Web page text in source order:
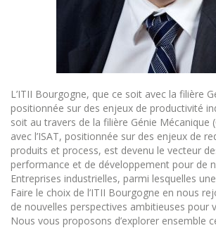
L’ITII Bourgogne, que ce soit avec la filière
positionnée sur des enjeux de productivité
soit au travers de la filière Génie Mécanique
avec l’ISAT, positionnée sur des enjeux de
produits et process, est devenu le vecteur
performance et de développement pour de
Entreprises industrielles, parmi lesquelles
Faire le choix de l’ITII Bourgogne en nous
de nouvelles perspectives ambitieuses pour
Nous vous proposons d’explorer ensemble